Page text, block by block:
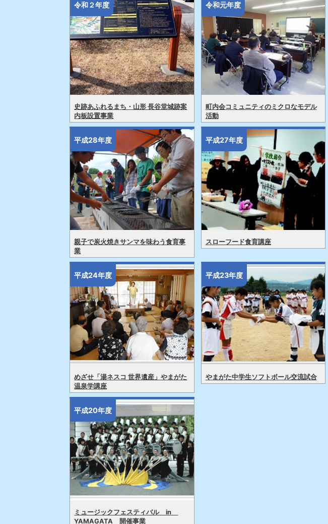
令和２年度
史跡あふれるまち・山形 長谷堂城跡案
内板設置事業
令和元年度
町内会コミュニティのミクロなモデル
活動
平成28年度
親子で炭火焼きサンマを味わう食育事
業
平成27年度
スローフード食育講座
平成24年度
めざせ「湯ネスコ 世界遺産」やまがた
温泉学講座
平成23年度
やまがた中学生ソフトボール交流試合
平成20年度
ミュージックフェスティバル in
YAMAGATA 開催事業